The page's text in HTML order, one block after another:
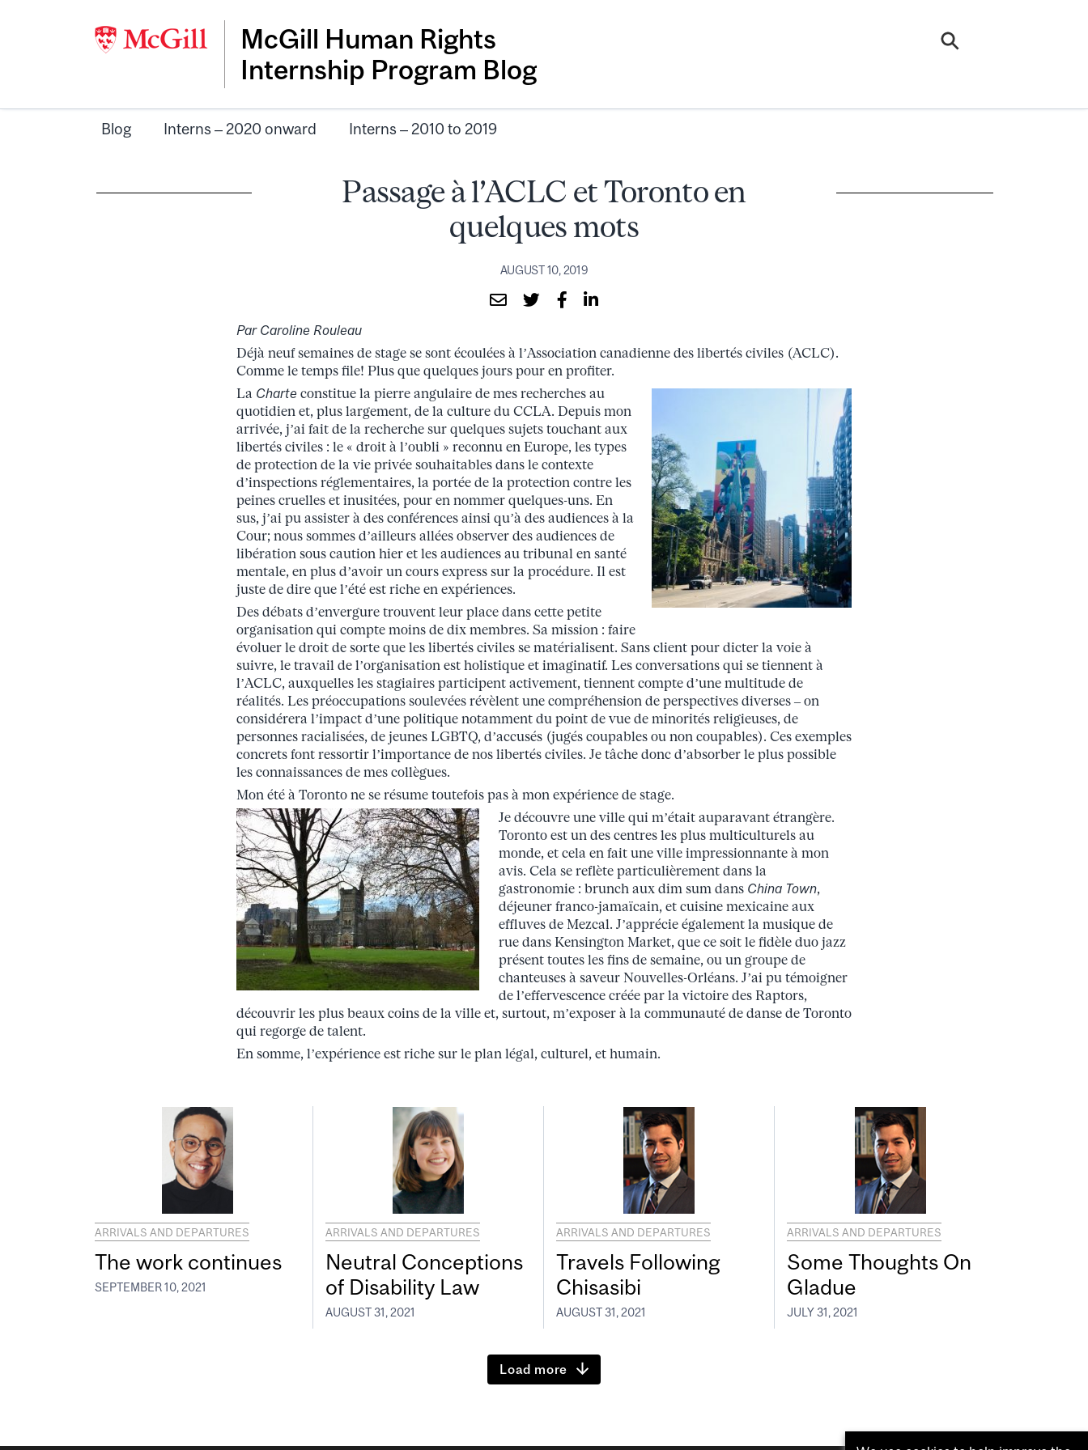
McGill Human Rights
Internship Program Blog
Blog Interns – 2020 onward Interns – 2010 to 2019
Passage à l’ACLC et Toronto en
quelques mots
AUGUST 10, 2019
Par Caroline Rouleau
Déjà neuf semaines de stage se sont écoulées à l’Association canadienne des libertés civiles (ACLC).
Comme le temps file! Plus que quelques jours pour en profiter.
La Charte constitue la pierre angulaire de mes recherches au
quotidien et, plus largement, de la culture du CCLA. Depuis mon
arrivée, j’ai fait de la recherche sur quelques sujets touchant aux
libertés civiles : le « droit à l’oubli » reconnu en Europe, les types
de protection de la vie privée souhaitables dans le contexte
d’inspections réglementaires, la portée de la protection contre les
peines cruelles et inusitées, pour en nommer quelques-uns. En
sus, j’ai pu assister à des conférences ainsi qu’à des audiences à la
Cour; nous sommes d’ailleurs allées observer des audiences de
libération sous caution hier et les audiences au tribunal en santé
mentale, en plus d’avoir un cours express sur la procédure. Il est
juste de dire que l’été est riche en expériences.
Des débats d’envergure trouvent leur place dans cette petite
organisation qui compte moins de dix membres. Sa mission : faire
évoluer le droit de sorte que les libertés civiles se matérialisent. Sans client pour dicter la voie à
suivre, le travail de l’organisation est holistique et imaginatif. Les conversations qui se tiennent à
l’ACLC, auxquelles les stagiaires participent activement, tiennent compte d’une multitude de
réalités. Les préoccupations soulevées révèlent une compréhension de perspectives diverses – on
considérera l’impact d’une politique notamment du point de vue de minorités religieuses, de
personnes racialisées, de jeunes LGBTQ, d’accusés (jugés coupables ou non coupables). Ces exemples
concrets font ressortir l’importance de nos libertés civiles. Je tâche donc d’absorber le plus possible
les connaissances de mes collègues.
Mon été à Toronto ne se résume toutefois pas à mon expérience de stage.
Je découvre une ville qui m’était auparavant étrangère.
Toronto est un des centres les plus multiculturels au
monde, et cela en fait une ville impressionnante à mon
avis. Cela se reflète particulièrement dans la
gastronomie : brunch aux dim sum dans China Town,
déjeuner franco-jamaïcain, et cuisine mexicaine aux
effluves de Mezcal. J’apprécie également la musique de
rue dans Kensington Market, que ce soit le fidèle duo jazz
présent toutes les fins de semaine, ou un groupe de
chanteuses à saveur Nouvelles-Orléans. J’ai pu témoigner
de l’effervescence créée par la victoire des Raptors,
découvrir les plus beaux coins de la ville et, surtout, m’exposer à la communauté de danse de Toronto
qui regorge de talent.
En somme, l’expérience est riche sur le plan légal, culturel, et humain.
ARRIVALS AND DEPARTURES
The work continues
SEPTEMBER 10, 2021
ARRIVALS AND DEPARTURES
Neutral Conceptions
of Disability Law
AUGUST 31, 2021
ARRIVALS AND DEPARTURES
Travels Following
Chisasibi
AUGUST 31, 2021
ARRIVALS AND DEPARTURES
Some Thoughts On
Gladue
JULY 31, 2021
Load more